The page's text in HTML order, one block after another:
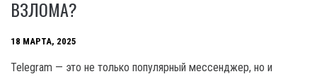
ВЗЛОМА?
18 МАРТА, 2025
Telegram — это не только популярный мессенджер, но и